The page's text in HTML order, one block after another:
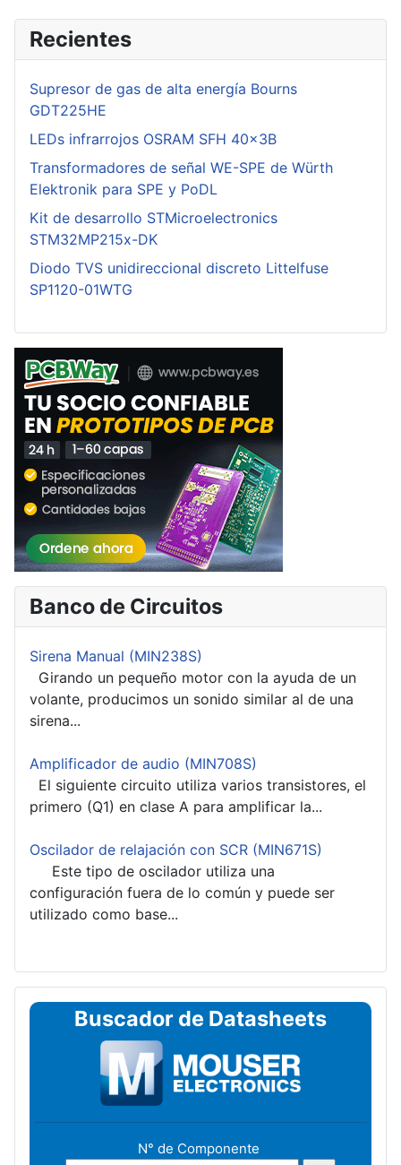
Recientes
Supresor de gas de alta energía Bourns
GDT225HE
LEDs infrarrojos OSRAM SFH 40x3B
Transformadores de señal WE-SPE de Würth
Elektronik para SPE y PoDL
Kit de desarrollo STMicroelectronics
STM32MP215x-DK
Diodo TVS unidireccional discreto Littelfuse
SP1120-01WTG
Banco de Circuitos
Sirena Manual (MIN238S)
Girando un pequeño motor con la ayuda de un
volante, producimos un sonido similar al de una
sirena...
Amplificador de audio (MIN708S)
El siguiente circuito utiliza varios transistores, el
primero (Q1) en clase A para amplificar la...
Oscilador de relajación con SCR (MIN671S)
Este tipo de oscilador utiliza una
configuración fuera de lo común y puede ser
utilizado como base...
Buscador de Datasheets
N° de Componente